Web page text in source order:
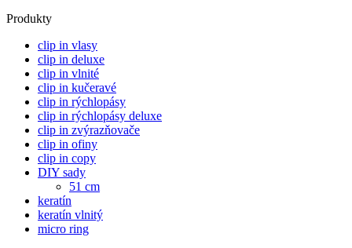
Produkty
clip in vlasy
clip in deluxe
clip in vlnité
clip in kučeravé
clip in rýchlopásy
clip in rýchlopásy deluxe
clip in zvýrazňovače
clip in ofiny
clip in copy
DIY sady
51 cm
keratín
keratín vlnitý
micro ring